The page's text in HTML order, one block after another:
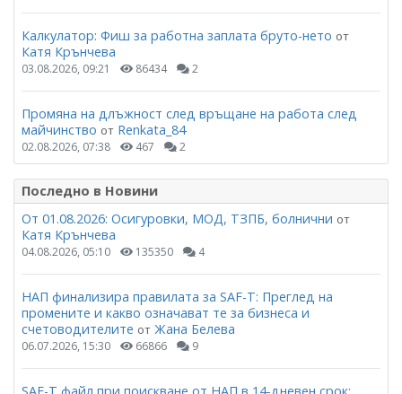
Калкулатор: Фиш за работна заплата бруто-нето от
Катя Крънчева
03.08.2026, 09:21 86434 2
Промяна на длъжност след връщане на работа след
майчинство от Renkata_84
02.08.2026, 07:38 467 2
Последно в Новини
От 01.08.2026: Осигуровки, МОД, ТЗПБ, болнични от
Катя Крънчева
04.08.2026, 05:10 135350 4
НАП финализира правилата за SAF-T: Преглед на
промените и какво означават те за бизнеса и
счетоводителите от Жана Белева
06.07.2026, 15:30 66866 9